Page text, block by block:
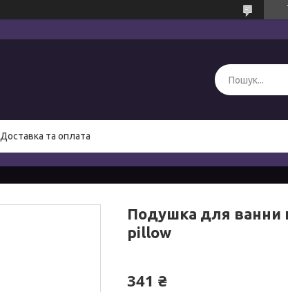
Доставка та оплата
Подушка для ванни
pillow
341 ₴